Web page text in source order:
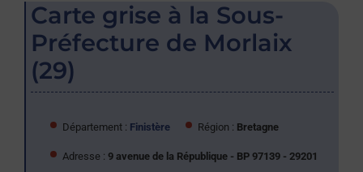
Carte grise à la Sous-
Préfecture de Morlaix
(29)
Département : Finistère Région : Bretagne
Adresse : 9 avenue de la République - BP 97139 - 29201